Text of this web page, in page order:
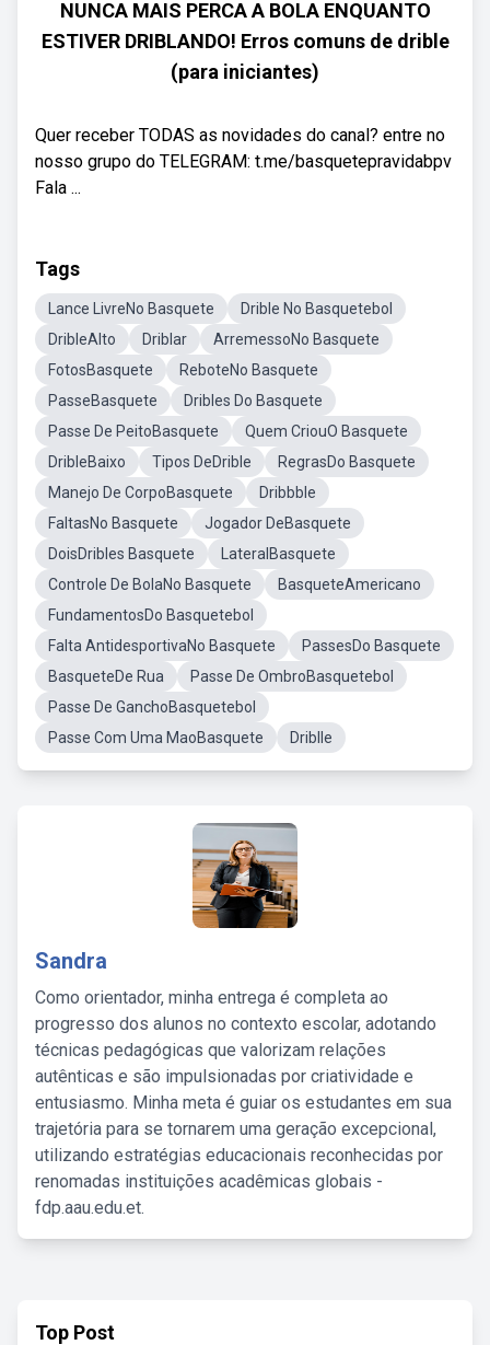
NUNCA MAIS PERCA A BOLA ENQUANTO
ESTIVER DRIBLANDO! Erros comuns de drible
(para iniciantes)
Quer receber TODAS as novidades do canal? entre no
nosso grupo do TELEGRAM: t.me/basquetepravidabpv
Fala ...
Tags
Lance LivreNo Basquete
Drible No Basquetebol
DribleAlto
Driblar
ArremessoNo Basquete
FotosBasquete
ReboteNo Basquete
PasseBasquete
Dribles Do Basquete
Passe De PeitoBasquete
Quem CriouO Basquete
DribleBaixo
Tipos DeDrible
RegrasDo Basquete
Manejo De CorpoBasquete
Dribbble
FaltasNo Basquete
Jogador DeBasquete
DoisDribles Basquete
LateralBasquete
Controle De BolaNo Basquete
BasqueteAmericano
FundamentosDo Basquetebol
Falta AntidesportivaNo Basquete
PassesDo Basquete
BasqueteDe Rua
Passe De OmbroBasquetebol
Passe De GanchoBasquetebol
Passe Com Uma MaoBasquete
Driblle
Sandra
Como orientador, minha entrega é completa ao
progresso dos alunos no contexto escolar, adotando
técnicas pedagógicas que valorizam relações
autênticas e são impulsionadas por criatividade e
entusiasmo. Minha meta é guiar os estudantes em sua
trajetória para se tornarem uma geração excepcional,
utilizando estratégias educacionais reconhecidas por
renomadas instituições acadêmicas globais -
fdp.aau.edu.et.
Top Post